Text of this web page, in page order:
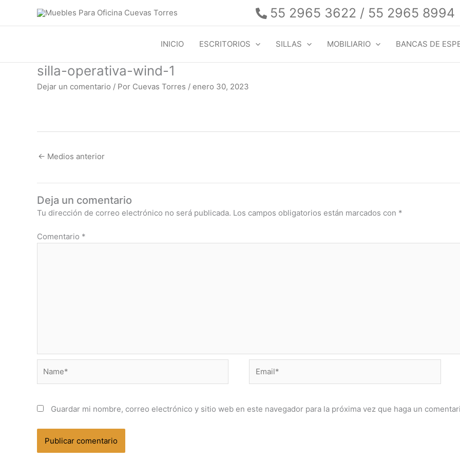
55 2965 3622 / 55 2965 8994
INICIO ESCRITORIOS SILLAS MOBILIARIO BANCAS DE
silla-operativa-wind-1
Dejar un comentario / Por Cuevas Torres / enero 30, 2023
← Medios anterior
Deja un comentario
Tu dirección de correo electrónico no será publicada. Los campos obligatorios están marcados con *
Comentario *
Guardar mi nombre, correo electrónico y sitio web en este navegador para la próxima vez que haga un